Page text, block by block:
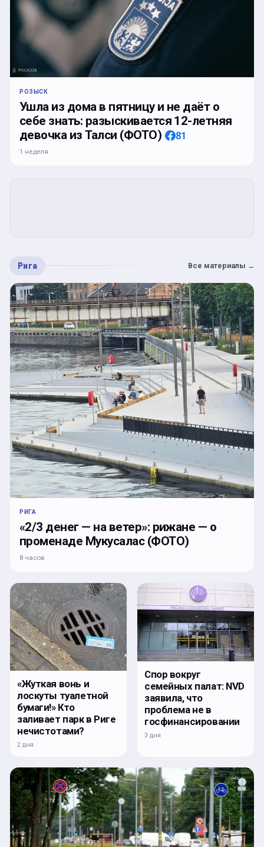
РОЗЫСК
Ушла из дома в пятницу и не даёт о
себе знать: разыскивается 12-летняя
девочка из Талси (ФОТО)
81
1 неделя
Рига Все материалы →
РИГА
«2/3 денег — на ветер»: рижане — о
променаде Мукусалас (ФОТО)
8 часов
«Жуткая вонь и
лоскуты туалетной
бумаги!» Кто
заливает парк в Риге
нечистотами?
2 дня
Спор вокруг
семейных палат: NVD
заявила, что
проблема не в
госфинансировании
3 дня